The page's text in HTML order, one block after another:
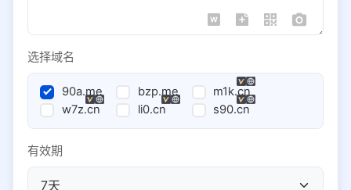
选择域名
90a.me bzp.me
m1k.cn
w7z.cn
li0.cn s90.cn
有效期